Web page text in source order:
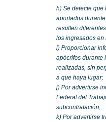
h) Se detecte que
aportados
resulten
los ingresados en
i) Proporcionar
apócrifos durante
realizadas, sin
a que haya lugar;
j) Por advertirse
Federal del
subcontratación;
k) Por advertirse